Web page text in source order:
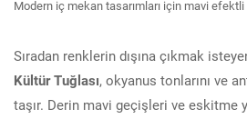
Modern iç mekan tasarımları için mavi
Sıradan renklerin dışına çıkmak
Kültür Tuğlası, okyanus tonlarını ve
taşır. Derin mavi geçişleri ve eskitme